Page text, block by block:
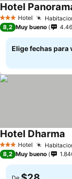
3 Estrellas
Hotel
Hotel
8,2 Muy bueno
Elige fechas para
3 Estrellas
Hotel
Hotel Dharma
8,2 Muy bueno
De